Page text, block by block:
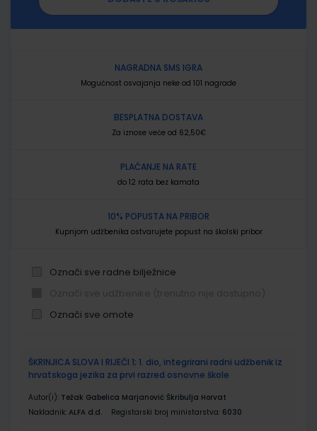
NAGRADNA SMS IGRA
Mogućnost osvajanja neke od 101 nagrade
BESPLATNA DOSTAVA
Za iznose veće od 62,50€
PLAĆANJE NA RATE
do 12 rata bez kamata
10% POPUSTA NA PRIBOR
Kupnjom udžbenika ostvarujete popust na školski pribor
Označi sve radne bilježnice
Označi sve omote
proizvodi
ŠKRINJICA SLOVA I RIJEČI 1; 1. dio, integrirani radni udžbenik iz
hrvatskoga jezika za prvi razred osnovne škole
Autor(i): Težak Gabelica Marjanović Škribulja Horvat
Nakladnik: ALFA d.d. Registarski broj ministarstva: 6030